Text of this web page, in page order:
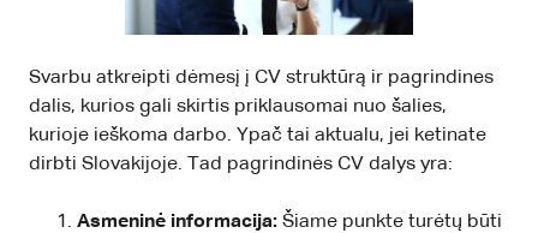
Svarbu atkreipti dėmesį į CV struktūrą ir pagrindines
dalis, kurios gali skirtis priklausomai nuo šalies,
kurioje ieškoma darbo. Ypač tai aktualu, jei ketinate
dirbti Slovakijoje. Tad pagrindinės CV dalys yra:
Asmeninė informacija: Šiame punkte turėtų būti